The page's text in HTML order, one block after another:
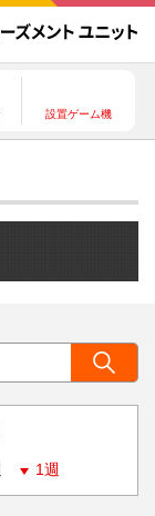
設置ゲーム機
1週